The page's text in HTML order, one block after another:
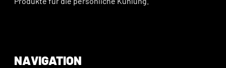
NAVIGATION